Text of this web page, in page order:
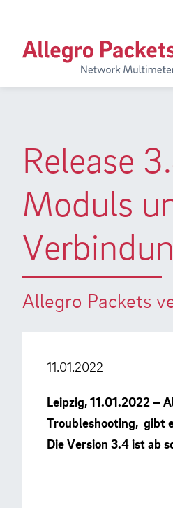
Release
Moduls
Allegro Packets
11.01.2022
Leipzig, 11.01.2022 –
Troubleshooting, gibt
Die Version 3.4 ist ab
Allegro Network Multimeter
Analyse-Module
Resources &
Use Cases
Solution Briefs
Case Studies
Videos
Produkt-Handbuch
Training
Unternehmen
Kunden
Umweltschutz
Forschung und Lehre